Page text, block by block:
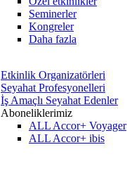
Seminerler
Kongreler
Daha fazla
Etkinlik Organizatörleri
Seyahat Profesyonelleri
İş Amaçlı Seyahat Edenler
Aboneliklerimiz
ALL Accor+ Voyager
ALL Accor+ ibis